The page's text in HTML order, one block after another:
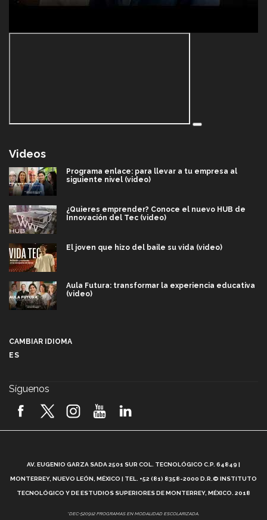
Videos
Programa enlace: para llevar a tu empresa al
siguiente nivel (video)
¿Quieres emprender? Conoce el nuevo HUB de
Innovación del Tec (video)
El joven que hizo del baile su vida (video)
Aula Futura: transformar la experiencia educativa
(video)
2026! (video)
¿Cómo es el Modelo Educativo Tec? (video)
Vida Tec: Feminismo e Inteligencia Artificial, Paola
CAMBIAR IDIOMA
ES
Síguenos
AV. EUGENIO GARZA SADA 2501 SUR COL. TECNOLÓGICO C.P. 64849 |
MONTERREY, NUEVO LEÓN, MÉXICO | TEL. +52 (81) 8358-2000 D.R.© INSTITUTO
TECNOLÓGICO Y DE ESTUDIOS SUPERIORES DE MONTERREY, MÉXICO. 2018
*DEC-520912 PROGRAMAS EN MODALIDAD ESCOLARIZADA.